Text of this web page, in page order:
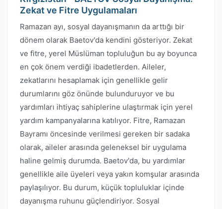
Zekat ve Fitre Uygulamaları
Ramazan ayı, sosyal dayanışmanın da arttığı bir
dönem olarak Baetov'da kendini gösteriyor. Zekat
ve fitre, yerel Müslüman topluluğun bu ay boyunca
en çok önem verdiği ibadetlerden. Aileler,
zekatlarını hesaplamak için genellikle gelir
durumlarını göz önünde bulunduruyor ve bu
yardımları ihtiyaç sahiplerine ulaştırmak için yerel
yardım kampanyalarına katılıyor. Fitre, Ramazan
Bayramı öncesinde verilmesi gereken bir sadaka
olarak, aileler arasında geleneksel bir uygulama
haline gelmiş durumda. Baetov'da, bu yardımlar
genellikle aile üyeleri veya yakın komşular arasında
paylaşılıyor. Bu durum, küçük topluluklar içinde
dayanışma ruhunu güçlendiriyor. Sosyal